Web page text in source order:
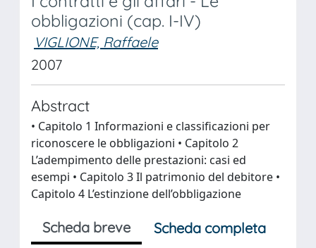
obbligazioni (cap. I-IV)
VIGLIONE, Raffaele
2007
Abstract
• Capitolo 1 Informazioni e classificazioni per
riconoscere le obbligazioni • Capitolo 2
L’adempimento delle prestazioni: casi ed
esempi • Capitolo 3 Il patrimonio del debitore •
Capitolo 4 L’estinzione dell’obbligazione
Scheda breve
Scheda completa